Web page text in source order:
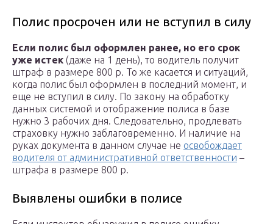
Полис просрочен или не вступил в силу
Если полис был оформлен ранее, но его срок
уже истек (даже на 1 день), то водитель получит
штраф в размере 800 р. То же касается и ситуаций,
когда полис был оформлен в последний момент, и
еще не вступил в силу. По закону на обработку
данных системой и отображение полиса в базе
нужно 3 рабочих дня. Следовательно, продлевать
страховку нужно заблаговременно. И наличие на
руках документа в данном случае не освобождает
водителя от административной ответственности –
штрафа в размере 800 р.
Выявлены ошибки в полисе